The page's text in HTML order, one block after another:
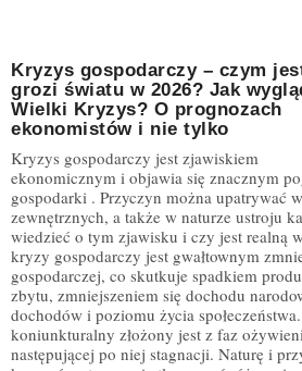
Kryzys gospodarczy – czym
grozi światu w 2026? Jak
Wielki Kryzys? O prognozach
ekonomistów i nie tylko
Kryzys gospodarczy jest zjawiskiem
ekonomicznym i objawia się znacznym
gospodarki . Przyczyn można upatrywać
zewnętrznych, a także w naturze ustroju
wiedzieć o tym zjawisku i czy jest realną
kryzy gospodarczy jest gwałtownym
gospodarczej, co skutkuje spadkiem
zbytu, zmniejszeniem się dochodu
dochodów i poziomu życia
koniunkturalny złożony jest z faz
następującej po niej stagnacji. Naturę i